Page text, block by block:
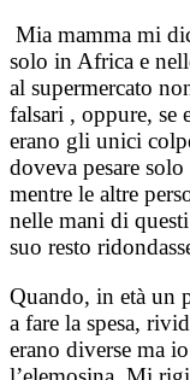
Mia mamma mi
solo in Africa e
al supermercato
falsari , oppure, se
erano gli unici
doveva pesare
mentre le altre
nelle mani di
suo resto
Quando, in età un
a fare la spesa,
erano diverse ma